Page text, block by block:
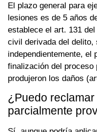
El plazo general para
lesiones es de 5 años
establece el art. 131
civil derivada del delito,
independientemente, el
finalización del proceso
produjeron los daños
¿Puedo
parcialmente